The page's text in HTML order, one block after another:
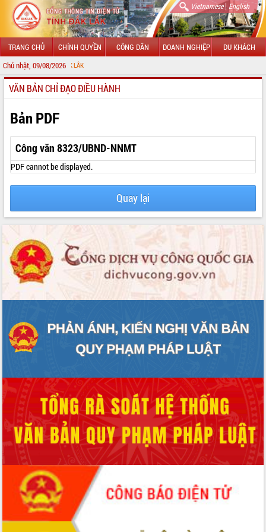
Vietnamese| English
TRANG CHỦ CHÍNH QUYỀN CÔNG DÂN DOANH NGHIỆP DU KHÁCH
Chủ nhật, 09/08/2026
GIỚI THIỆU
LÃNH ĐẠO UBND TỈNH
TIN TỨC SỰ KIỆN
SỞ, BAN, NGÀNH
UBND CÁC XÃ, PHƯỜNG
THÔNG TIN CHỈ ĐẠO ĐIỀU HÀNH
VĂN BẢN HĐND TỈNH
ĐIỂM TIN VĂN BẢN
VĂN BẢN CHỈ ĐẠO ĐIỀU HÀNH
Bản PDF
Công văn 8323/UBND-NNMT
PDF cannot be displayed.
Quay lại